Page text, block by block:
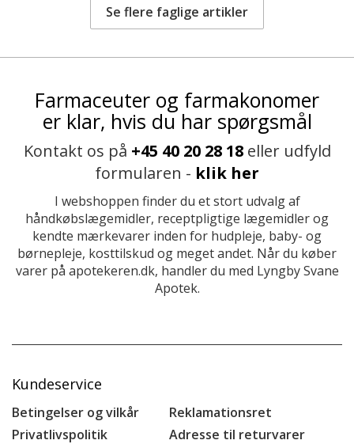
Se flere faglige artikler
Farmaceuter og farmakonomer
er klar, hvis du har spørgsmål
Kontakt os på +45 40 20 28 18eller udfyld
formularen - klik her
I webshoppen finder du et stort udvalg af
håndkøbslægemidler, receptpligtige lægemidler og
kendte mærkevarer inden for hudpleje, baby- og
børnepleje, kosttilskud og meget andet. Når du køber
varer på apotekeren.dk, handler du med Lyngby Svane
Apotek.
Kundeservice
Betingelser og vilkår
Privatlivspolitik
Reklamationsret
Adresse til returvarer